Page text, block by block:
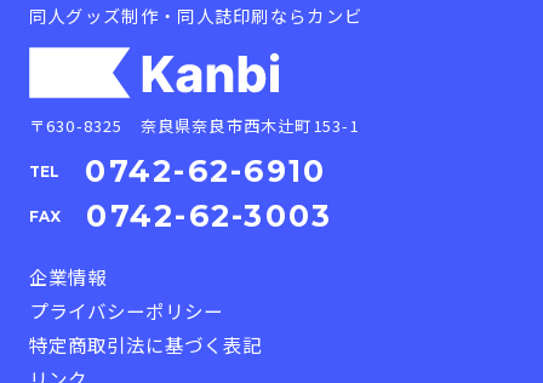
同人グッズ制作・同人誌印刷ならカンビ
〒630-8325 奈良県奈良市西木辻町153-1
TEL 0742-62-6910
FAX 0742-62-3003
企業情報
プライバシーポリシー
特定商取引法に基づく表記